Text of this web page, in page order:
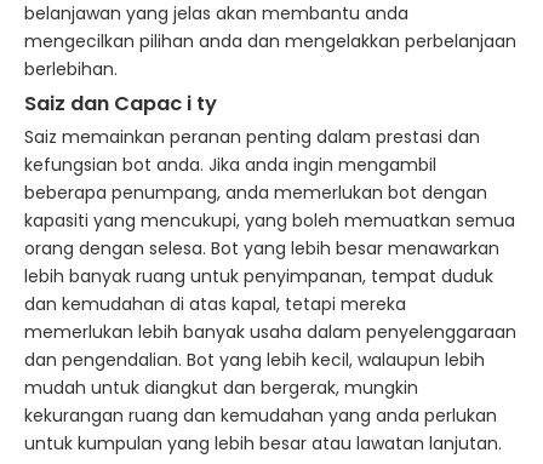
belanjawan yang jelas akan membantu anda
mengecilkan pilihan anda dan mengelakkan perbelanjaan
berlebihan.
Saiz dan Capac i ty
Saiz memainkan peranan penting dalam prestasi dan
kefungsian bot anda. Jika anda ingin mengambil
beberapa penumpang, anda memerlukan bot dengan
kapasiti yang mencukupi, yang boleh memuatkan semua
orang dengan selesa. Bot yang lebih besar menawarkan
lebih banyak ruang untuk penyimpanan, tempat duduk
dan kemudahan di atas kapal, tetapi mereka
memerlukan lebih banyak usaha dalam penyelenggaraan
dan pengendalian. Bot yang lebih kecil, walaupun lebih
mudah untuk diangkut dan bergerak, mungkin
kekurangan ruang dan kemudahan yang anda perlukan
untuk kumpulan yang lebih besar atau lawatan lanjutan.